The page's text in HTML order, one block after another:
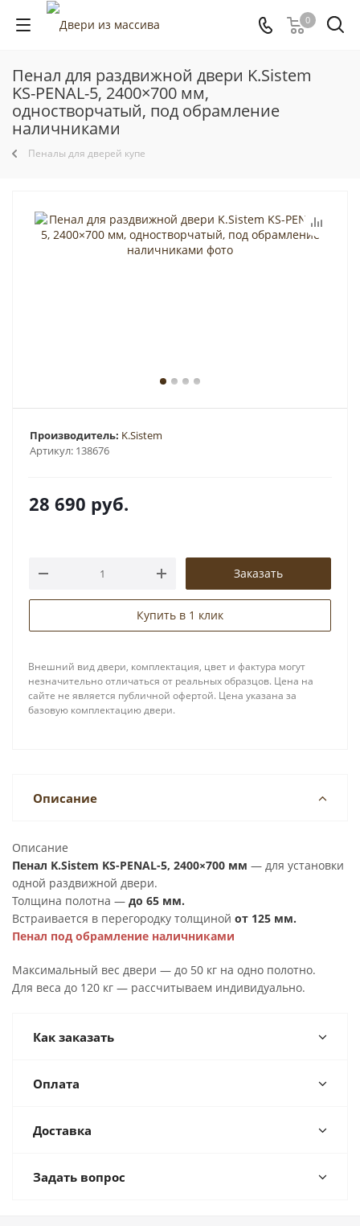
0
Пенал для раздвижной двери K.Sistem
KS-PENAL-5, 2400×700 мм,
одностворчатый, под обрамление
наличниками
Пеналы для дверей купе
Артикул: 138676
Производитель: K.Sistem
28 690 руб.
Заказать
Купить в 1 клик
Внешний вид двери, комплектация, цвет и фактура могут
незначительно отличаться от реальных образцов. Цена на
сайте не является публичной офертой. Цена указана за
базовую комплектацию двери.
Описание
Описание
Пенал K.Sistem KS-PENAL-5, 2400×700 мм — для установки
одной раздвижной двери.
Толщина полотна — до 65 мм.
Встраивается в перегородку толщиной от 125 мм.
Пенал под обрамление наличниками
Максимальный вес двери — до 50 кг на одно полотно.
Для веса до 120 кг — рассчитываем индивидуально.
Как заказать
Оплата
Доставка
Задать вопрос